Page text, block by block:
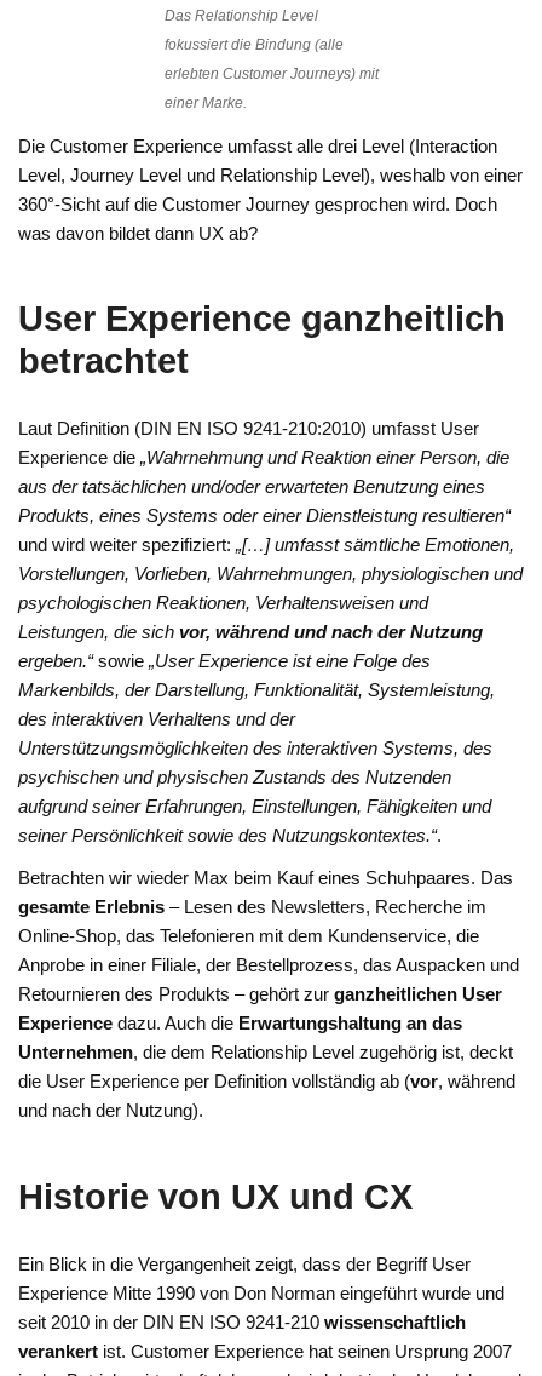
Das Relationship Level
fokussiert die Bindung (alle
erlebten Customer Journeys) mit
einer Marke.
Die Customer Experience umfasst alle drei Level (Interaction
Level, Journey Level und Relationship Level), weshalb von einer
360°-Sicht auf die Customer Journey gesprochen wird. Doch
was davon bildet dann UX ab?
User Experience ganzheitlich
betrachtet
Laut Definition (DIN EN ISO 9241-210:2010) umfasst User
Experience die „Wahrnehmung und Reaktion einer Person, die
aus der tatsächlichen und/oder erwarteten Benutzung eines
Produkts, eines Systems oder einer Dienstleistung resultieren“
und wird weiter spezifiziert:„[…] umfasst sämtliche Emotionen,
Vorstellungen, Vorlieben, Wahrnehmungen, physiologischen und
psychologischen Reaktionen, Verhaltensweisen und
Leistungen, die sichvor, während und nach der Nutzung
ergeben.“sowie„User Experience ist eine Folge des
Markenbilds, der Darstellung, Funktionalität, Systemleistung,
des interaktiven Verhaltens und der
Unterstützungsmöglichkeiten des interaktiven Systems, des
psychischen und physischen Zustands des Nutzenden
aufgrund seiner Erfahrungen, Einstellungen, Fähigkeiten und
seiner Persönlichkeit sowie des Nutzungskontextes.“.
Betrachten wir wieder Max beim Kauf eines Schuhpaares. Das
gesamte Erlebnis – Lesen des Newsletters, Recherche im
Online-Shop, das Telefonieren mit dem Kundenservice, die
Anprobe in einer Filiale, der Bestellprozess, das Auspacken und
Retournieren des Produkts – gehört zurganzheitlichen User
Experience dazu. Auch die Erwartungshaltung an das
Unternehmen, die dem Relationship Level zugehörig ist, deckt
die User Experience per Definition vollständig ab (vor, während
und nach der Nutzung).
Historie von UX und CX
Ein Blick in die Vergangenheit zeigt, dass der Begriff User
Experience Mitte 1990 von Don Norman eingeführt wurde und
seit 2010 in der DIN EN ISO 9241-210wissenschaftlich
verankert ist. Customer Experience hat seinen Ursprung 2007